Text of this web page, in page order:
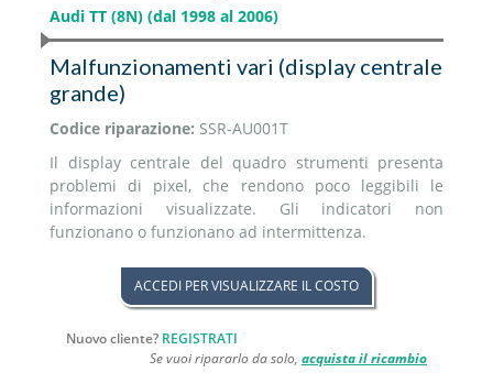
Audi TT (8N) (dal 1998 al 2006)
Malfunzionamenti vari (display centrale
grande)
Codice riparazione: SSR-AU001T
Il display centrale del quadro strumenti presenta
problemi di pixel, che rendono poco leggibili le
informazioni visualizzate. Gli indicatori non
funzionano o funzionano ad intermittenza.
ACCEDI PER VISUALIZZARE IL COSTO
Nuovo cliente? REGISTRATI
Se vuoi ripararlo da solo, acquista il ricambio